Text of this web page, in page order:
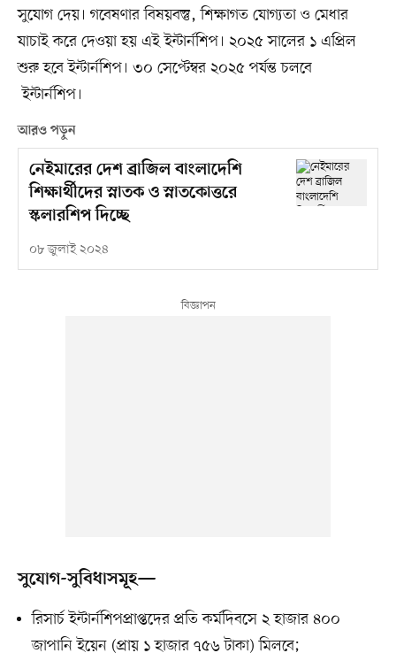
সুযোগ দেয়। গবেষণার বিষয়বস্তু, শিক্ষাগত যোগ্যতা ও মেধার
যাচাই করে দেওয়া হয় এই ইন্টার্নশিপ। ২০২৫ সালের ১ এপ্রিল
শুরু হবে ইন্টার্নশিপ। ৩০ সেপ্টেম্বর ২০২৫ পর্যন্ত চলবে
ইন্টার্নশিপ।
আরও পড়ুন
নেইমারের দেশ ব্রাজিল বাংলাদেশি
শিক্ষার্থীদের স্নাতক ও স্নাতকোত্তরে
স্কলারশিপ দিচ্ছে
০৮ জুলাই ২০২৪
সুযোগ-সুবিধাসমূহ—
রিসার্চ ইন্টার্নশিপপ্রাপ্তদের প্রতি কর্মদিবসে ২ হাজার ৪০০
জাপানি ইয়েন (প্রায় ১ হাজার ৭৫৬ টাকা) মিলবে;